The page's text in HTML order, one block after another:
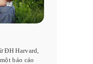
ĐH Harvard,
báo cáo